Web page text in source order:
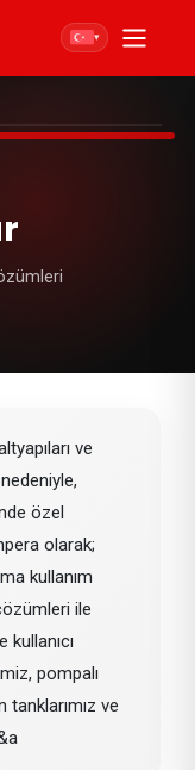
▾
ve
özel
olarak;
kullanım
ile
pompalı
ve